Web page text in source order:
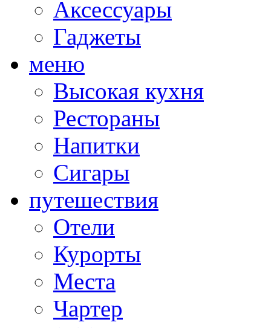
Аксессуары
Гаджеты
меню
Высокая кухня
Рестораны
Напитки
Сигары
путешествия
Отели
Курорты
Места
Чартер